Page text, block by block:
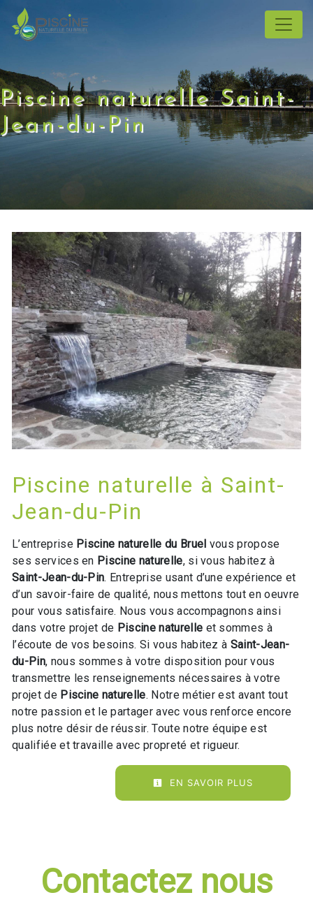
Panneau de gestion des cookies
Piscine naturelle Saint-
Jean-du-Pin
Piscine naturelle à Saint-
Jean-du-Pin
L’entreprise Piscine naturelle du Bruel vous propose
ses services en Piscine naturelle, si vous habitez à
Saint-Jean-du-Pin. Entreprise usant d’une expérience et
d’un savoir-faire de qualité, nous mettons tout en oeuvre
pour vous satisfaire. Nous vous accompagnons ainsi
dans votre projet de Piscine naturelle et sommes à
l’écoute de vos besoins. Si vous habitez à Saint-Jean-
du-Pin, nous sommes à votre disposition pour vous
transmettre les renseignements nécessaires à votre
projet de Piscine naturelle. Notre métier est avant tout
notre passion et le partager avec vous renforce encore
plus notre désir de réussir. Toute notre équipe est
qualifiée et travaille avec propreté et rigueur.
EN SAVOIR PLUS
Contactez nous